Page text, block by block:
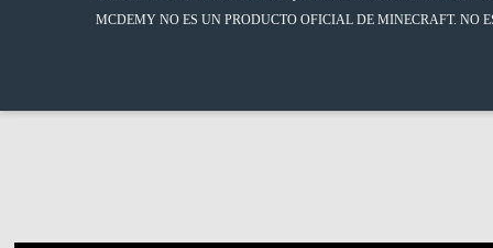
MCDEMY NO ES UN PRODUCTO OFICIAL DE MINECRAFT. NO